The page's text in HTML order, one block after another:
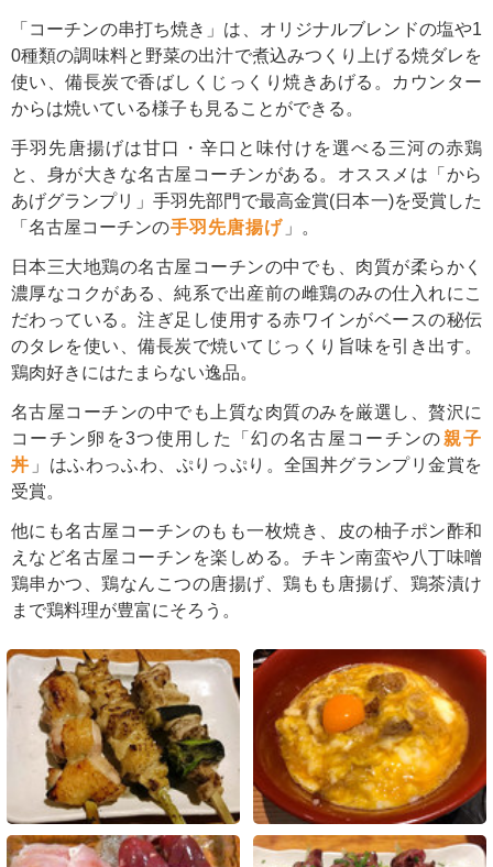
「コーチンの串打ち焼き」は、オリジナルブレンドの塩や1
0種類の調味料と野菜の出汁で煮込みつくり上げる焼ダレを
使い、備長炭で香ばしくじっくり焼きあげる。カウンター
からは焼いている様子も見ることができる。
手羽先唐揚げは甘口・辛口と味付けを選べる三河の赤鶏
と、身が大きな名古屋コーチンがある。オススメは「から
あげグランプリ」手羽先部門で最高金賞(日本一)を受賞した
「名古屋コーチンの手羽先唐揚げ 」。
日本三大地鶏の名古屋コーチンの中でも、肉質が柔らかく
濃厚なコクがある、純系で出産前の雌鶏のみの仕入れにこ
だわっている。注ぎ足し使用する赤ワインがベースの秘伝
のタレを使い、備長炭で焼いてじっくり旨味を引き出す。
鶏肉好きにはたまらない逸品。
名古屋コーチンの中でも上質な肉質のみを厳選し、贅沢に
コーチン卵を3つ使用した「幻の名古屋コーチンの親子
丼 」はふわっふわ、ぷりっぷり。全国丼グランプリ金賞を
受賞。
他にも名古屋コーチンのもも一枚焼き、皮の柚子ポン酢和
えなど名古屋コーチンを楽しめる。チキン南蛮や八丁味噌
鶏串かつ、鶏なんこつの唐揚げ、鶏もも唐揚げ、鶏茶漬け
まで鶏料理が豊富にそろう。